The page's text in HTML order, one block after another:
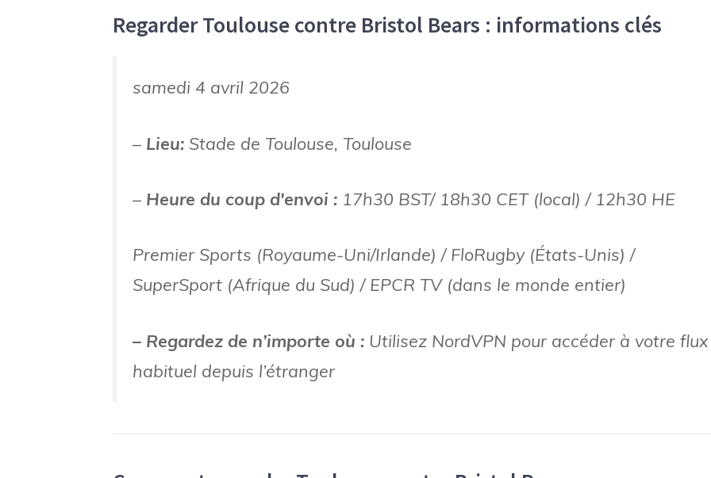
Regarder Toulouse contre Bristol Bears : informations clés
samedi 4 avril 2026
– Lieu: Stade de Toulouse, Toulouse
– Heure du coup d'envoi : 17h30 BST/ 18h30 CET (local) / 12h30 HE
Premier Sports (Royaume-Uni/Irlande) / FloRugby (États-Unis) /
SuperSport (Afrique du Sud) / EPCR TV (dans le monde entier)
– Regardez de n’importe où : Utilisez NordVPN pour accéder à votre flux
habituel depuis l’étranger